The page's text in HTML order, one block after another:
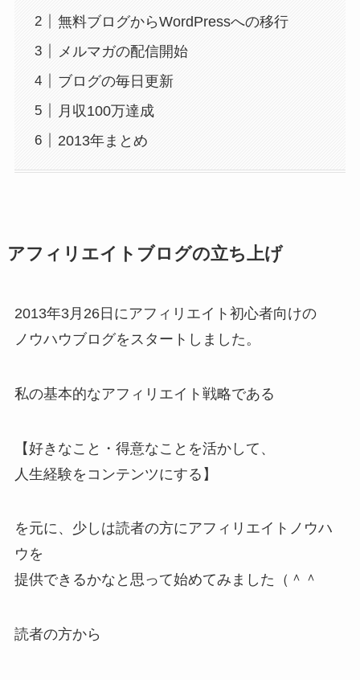
無料ブログからWordPressへの移行
メルマガの配信開始
ブログの毎日更新
月収100万達成
2013年まとめ
アフィリエイトブログの立ち上げ
2013年3月26日にアフィリエイト初心者向けの
ノウハウブログをスタートしました。
私の基本的なアフィリエイト戦略である
【好きなこと・得意なことを活かして、
人生経験をコンテンツにする】
を元に、少しは読者の方にアフィリエイトノウハ
ウを
提供できるかなと思って始めてみました（＾＾
読者の方から